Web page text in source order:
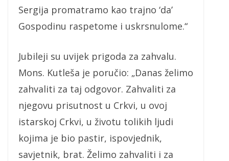
Sergija promatramo kao trajno ‘da’
Gospodinu raspetome i uskrsnulome.“
Jubileji su uvijek prigoda za zahvalu.
Mons. Kutleša je poručio: „Danas želimo
zahvaliti za taj odgovor. Zahvaliti za
njegovu prisutnost u Crkvi, u ovoj
istarskoj Crkvi, u životu tolikih ljudi
kojima je bio pastir, ispovjednik,
savjetnik, brat. Želimo zahvaliti i za